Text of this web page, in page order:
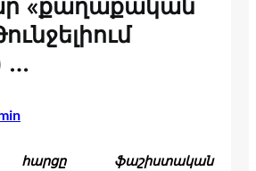
«քաղաքական
…
հարցը ֆաշիստական